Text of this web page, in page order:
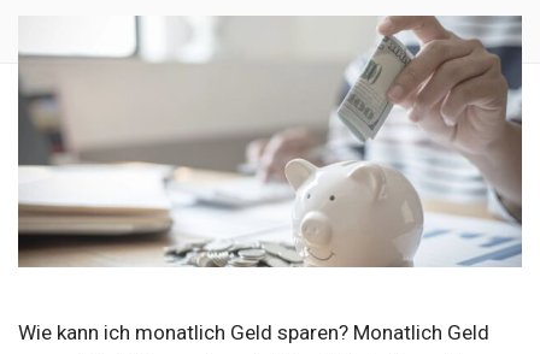
Wie kann ich monatlich Geld sparen? Monatlich Geld